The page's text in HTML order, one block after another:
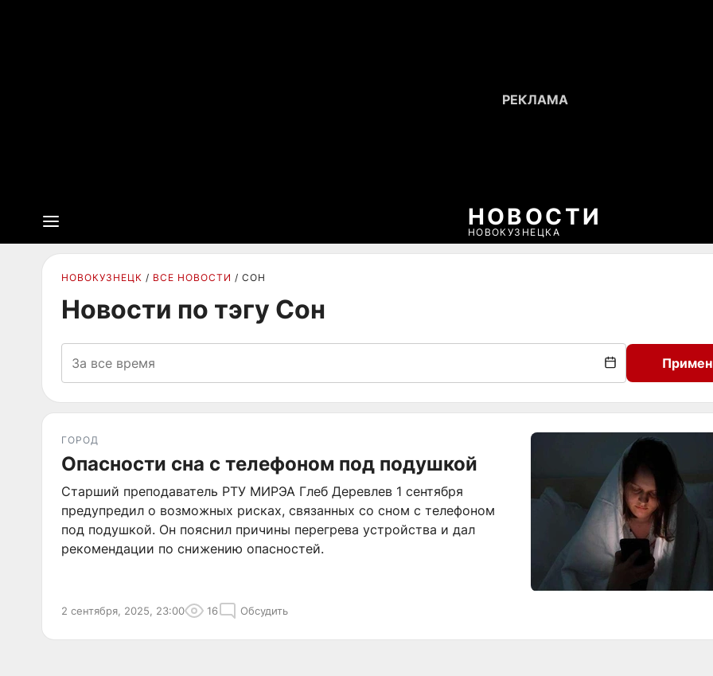
НОВОСТИ
НОВОКУЗНЕЦКА
НОВОКУЗНЕЦК ВСЕ НОВОСТИ СОН
Новости по тэгу Сон
ГОРОД
Опасности сна с телефоном под подушкой
Старший преподаватель РТУ МИРЭА Глеб Деревлев 1 сентября
предупредил о возможных рисках, связанных со сном с телефоном
под подушкой. Он пояснил причины перегрева устройства и дал
рекомендации по снижению опасностей.
2 сентября, 2025, 23:00 16 Обсудить